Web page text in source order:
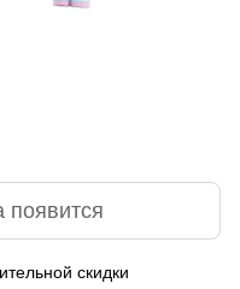
появится
скидки